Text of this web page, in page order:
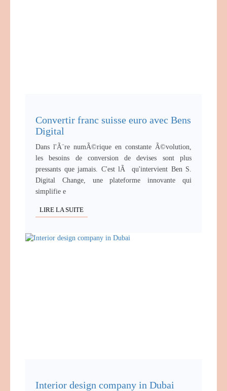
Convertir franc suisse euro avec Bens
Digital
Dans l'Ã¨re numÃ©rique en constante Ã©volution,
les besoins de conversion de devises sont plus
pressants que jamais. C'est lÃ qu'intervient Ben S.
Digital Change, une plateforme innovante qui
simplifie e
LIRE LA SUITE
Interior design company in Dubai